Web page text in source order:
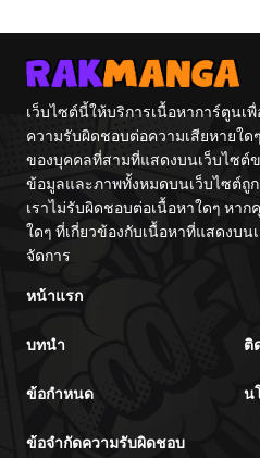
เว็บไซต์นี้ให้บริการเนื้อหาการ์ตูนเ
ความรับผิดชอบต่อความเสียหายใ
ของบุคคลที่สามที่แสดงบนเว็บไซต์ข
ข้อมูลและภาพทั้งหมดบนเว็บไซต์ถูก
เราไม่รับผิดชอบต่อเนื้อหาใดๆ ห
ใดๆ ที่เกี่ยวข้องกับเนื้อหาที่แสดงบ
จัดการ
หน้าแรก
บทนำ ติ
ข้อกำหนด น
ข้อจำกัดความรับผิดชอบ